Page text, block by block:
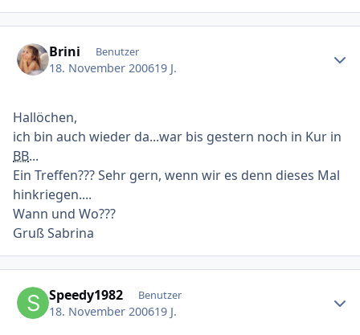
Brini Benutzer
18. November 200619 J.
Hallöchen,
ich bin auch wieder da...war bis gestern noch in Kur in
BB...
Ein Treffen??? Sehr gern, wenn wir es denn dieses Mal
hinkriegen....
Wann und Wo???
Gruß Sabrina
Speedy1982 Benutzer
18. November 200619 J.